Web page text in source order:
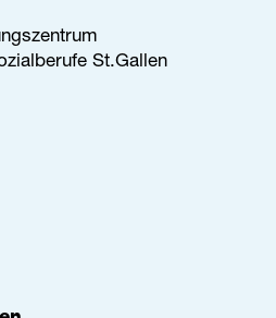
St.Gallen